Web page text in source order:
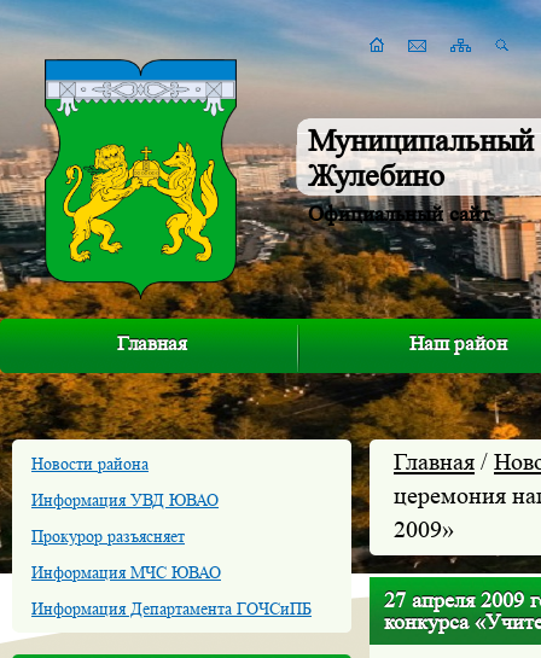
Муниципальный
Жулебино
Официальный сайт
Главная Наш район
Новости района
Информация УВД ЮВАО
Прокурор разъясняет
Информация МЧС ЮВАО
Информация Департамента ГОЧСиПБ
Главная /
церемония
2009»
27 апреля 2009
конкурса